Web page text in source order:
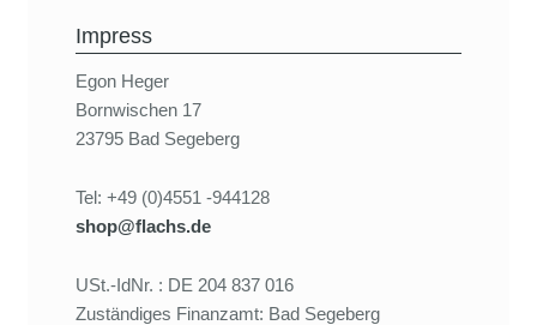
Impress
Egon Heger
Bornwischen 17
23795 Bad Segeberg
Tel: +49 (0)4551 -944128
shop@flachs.de
USt.-IdNr. : DE 204 837 016
Zuständiges Finanzamt: Bad Segeberg